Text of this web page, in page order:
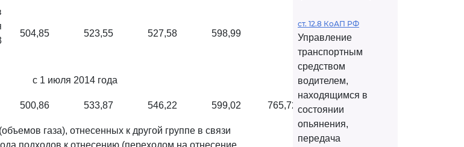
504,85 523,55 527,58 598,99
с 1 июля 2014 года
500,86 533,87 546,22 599,02 765,72
газа), отнесенных к другой группе в связи
подходов к отнесению (переходом на отнесение
ст. 12.8 КоАП РФ
Управление
транспортным
средством
водителем,
находящимся в
состоянии
опьянения,
передача